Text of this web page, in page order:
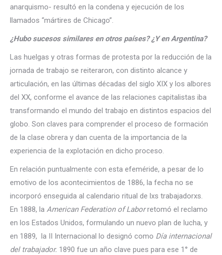
anarquismo- resultó en la condena y ejecución de los
llamados “mártires de Chicago”.
¿Hubo sucesos similares en otros países? ¿Y en Argentina?
Las huelgas y otras formas de protesta por la reducción de la
jornada de trabajo se reiteraron, con distinto alcance y
articulación, en las últimas décadas del siglo XIX y los albores
del XX, conforme el avance de las relaciones capitalistas iba
transformando el mundo del trabajo en distintos espacios del
globo. Son claves para comprender el proceso de formación
de la clase obrera y dan cuenta de la importancia de la
experiencia de la explotación en dicho proceso.
En relación puntualmente con esta efeméride, a pesar de lo
emotivo de los acontecimientos de 1886, la fecha no se
incorporó enseguida al calendario ritual de lxs trabajadorxs.
En 1888, la American Federation of Laborretomó el reclamo
en los Estados Unidos, formulando un nuevo plan de lucha, y
en 1889, la II Internacional lo designó como Día internacional
del trabajador. 1890 fue un año clave pues para ese 1° de